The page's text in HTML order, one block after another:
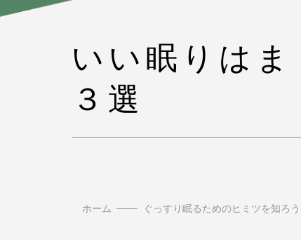
いい眠りは
３選
ホーム ぐっすり眠るためのヒミツを知ろう